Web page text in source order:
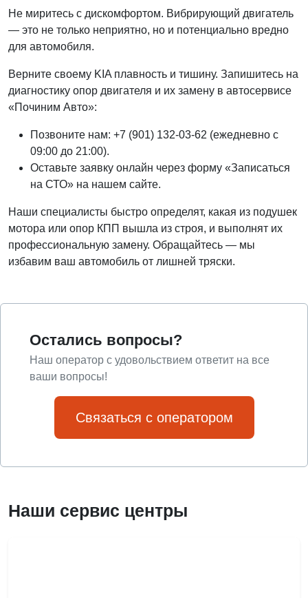
Не миритесь с дискомфортом. Вибрирующий двигатель
— это не только неприятно, но и потенциально вредно
для автомобиля.
Верните своему KIA плавность и тишину. Запишитесь на
диагностику опор двигателя и их замену в автосервисе
«Починим Авто»:
Позвоните нам: +7 (901) 132-03-62 (ежедневно с
09:00 до 21:00).
Оставьте заявку онлайн через форму «Записаться
на СТО» на нашем сайте.
Наши специалисты быстро определят, какая из подушек
мотора или опор КПП вышла из строя, и выполнят их
профессиональную замену. Обращайтесь — мы
избавим ваш автомобиль от лишней тряски.
Остались вопросы?
Наш оператор с удовольствием ответит на все
ваши вопросы!
Связаться с оператором
Наши сервис центры